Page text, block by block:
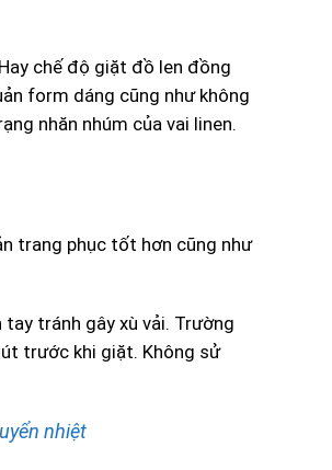
chế độ giặt đồ len đồng
form dáng cũng như không
nhăn nhúm của vai linen.
trang phục tốt hơn cũng như
tránh gây xù vải. Trường
trước khi giặt. Không sử
nhiệt